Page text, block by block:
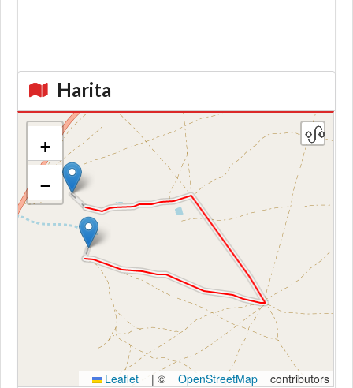
Harita
Kroki
+
−
Leaflet | © OpenStreetMap contributors